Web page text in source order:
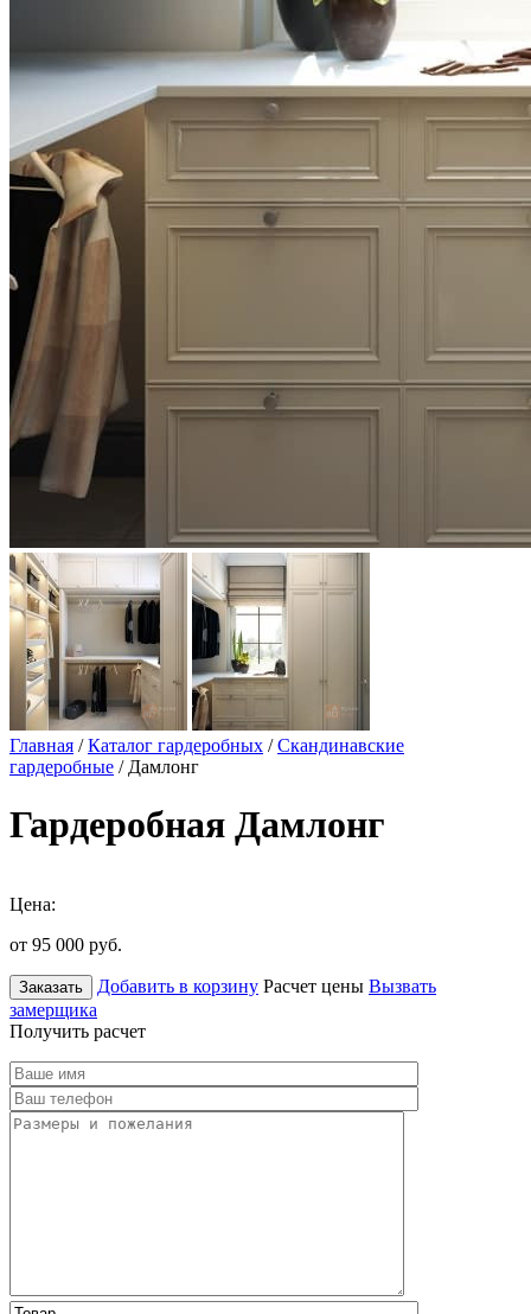
Главная /Каталог гардеробных /Скандинавские
гардеробные / Дамлонг
Гардеробная Дамлонг
Цена:
от 95 000 руб.
Заказать Добавить в корзину Расчет цены Вызвать
замерщика
Получить расчет